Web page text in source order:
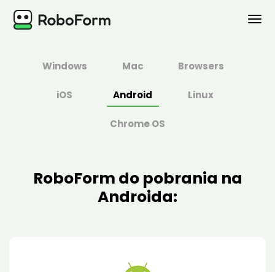
POBIERZ
Windows Mac Browsers
iOS Android Linux
Chrome OS
RoboForm do pobrania na
Androida: